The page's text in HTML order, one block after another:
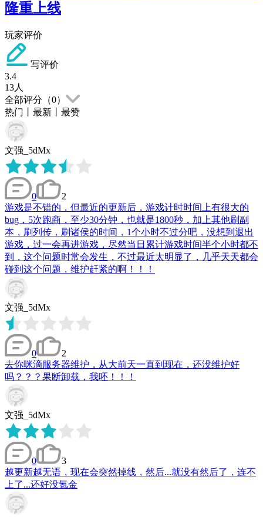
隆重上线
玩家评价
写评价
3.4
13人
全部评分（0）
热门
最新 最赞
文强_5dMx
0
2
游戏是不错的，但最近的更新后，游戏计时时间上有很大的
bug，5次跑商，至少30分钟，也就是1800秒，加上其他刷副
本，刷列传，刷诸侯的时间，1个小时不过分吧，没想到退出
游戏，过一会再进游戏，尽然当日累计游戏时间半个小时都不
到，这个问题时常会发生，不过最近太明显了，几乎天天都会
碰到这个问题，维护赶紧的啊！！！
文强_5dMx
0
2
去你咪滴服务器维护，从大前天一直到现在，还没维护好
吗？？？果断卸载，我呸！！！
文强_5dMx
0
3
越更新越无语，现在会突然掉线，然后...就没有然后了，连不
上了...还好没氪金